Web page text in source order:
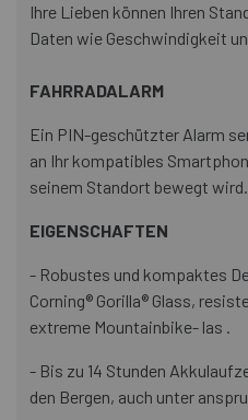
Ihre Lieben können Ihren
Daten wie Geschwindigkeit
FAHRRADALARM
Ein PIN-geschützter Alarm
an Ihr kompatibles
seinem Standort bewegt wird.
EIGENSCHAFTEN
- Robustes und kompaktes
Corning® Gorilla® Glass,
extreme Mountainbike- las .
- Bis zu 14 Stunden
den Bergen, auch unter